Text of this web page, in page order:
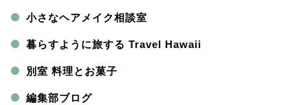
小さなヘアメイク相談室
暮らすように旅する Travel Hawaii
別室 料理とお菓子
編集部ブログ